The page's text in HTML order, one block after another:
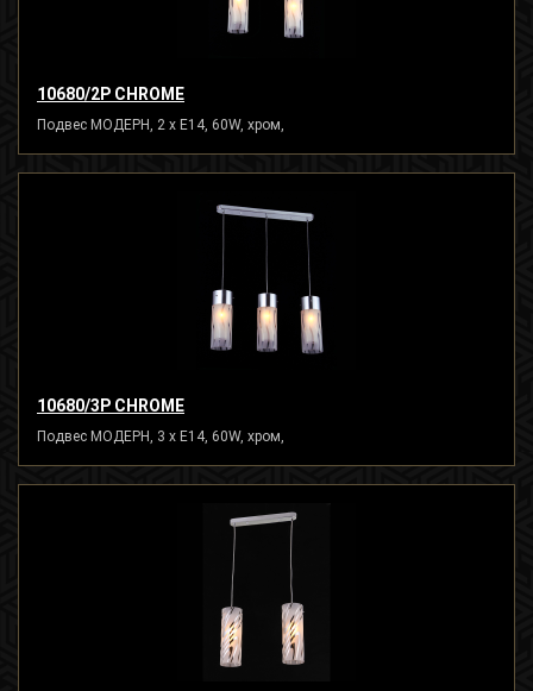
10680/2P CHROME
Подвес МОДЕРН, 2 x E14, 60W, хром,
10680/3P CHROME
Подвес МОДЕРН, 3 x E14, 60W, хром,